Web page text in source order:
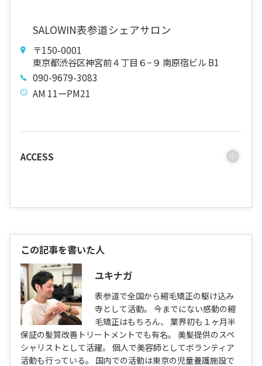
SALOWIN表参道シェアサロン
〒150-0001
東京都渋谷区神宮前４丁目６−９ 南原宿ビル B1
090-9679-3083
AM 11ーPM21
ACCESS
この記事を書いた人
ユキナガ
表参道で全国から縮毛矯正の駆け込み
寺として活動。 今までにない感動の縮
毛矯正はもちろん、 業界初も１ヶ月半
保証の髪質改善トリートメントでも有名。 美髪提供のスペ
シャリストとして活躍。 個人で美容師としてボランティア
活動も行っている。 国内での活動は東京の児童養護施設で